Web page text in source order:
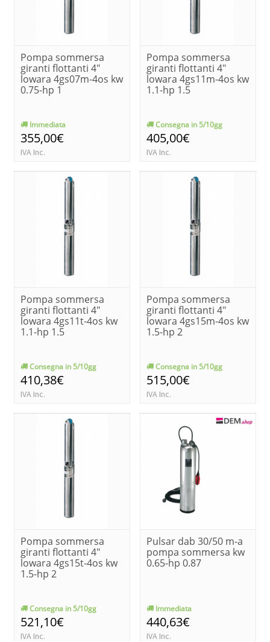
Pompa sommersa
giranti flottanti 4"
lowara 4gs07m-4os kw
0.75-hp 1
Immediata
355,00€
IVA Inc.
Pompa sommersa
giranti flottanti 4"
lowara 4gs11m-4os kw
1.1-hp 1.5
Consegna in 5/10gg
405,00€
IVA Inc.
Pompa sommersa
giranti flottanti 4"
lowara 4gs11t-4os kw
1.1-hp 1.5
Consegna in 5/10gg
410,38€
IVA Inc.
Pompa sommersa
giranti flottanti 4"
lowara 4gs15m-4os kw
1.5-hp 2
Consegna in 5/10gg
515,00€
IVA Inc.
Pompa sommersa
giranti flottanti 4"
lowara 4gs15t-4os kw
1.5-hp 2
Consegna in 5/10gg
521,10€
IVA Inc.
Pulsar dab 30/50 m-a
pompa sommersa kw
0.65-hp 0.87
Immediata
440,63€
IVA Inc.